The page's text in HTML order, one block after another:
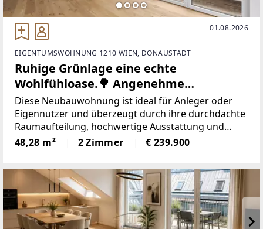
01.08.2026
EIGENTUMSWOHNUNG 1210 WIEN, DONAUSTADT
Ruhige Grünlage eine echte
Wohlfühloase.🌳 Angenehme
Atmosphäre machen diese Lage zu
einem kleinen Paradies🌅.Erstbezug –
moderne 2-Zimmer-Wohnung mit
Balkon & Fernblick - Auf
Diese Neubauwohnung ist ideal für Anleger oder
Eigennutzer und überzeugt durch ihre durchdachte
Raumaufteilung, hochwertige Ausstattung und
einen Balkon mit traumhaftem Berg- und
48,28 m² 2 Zimmer € 239.900